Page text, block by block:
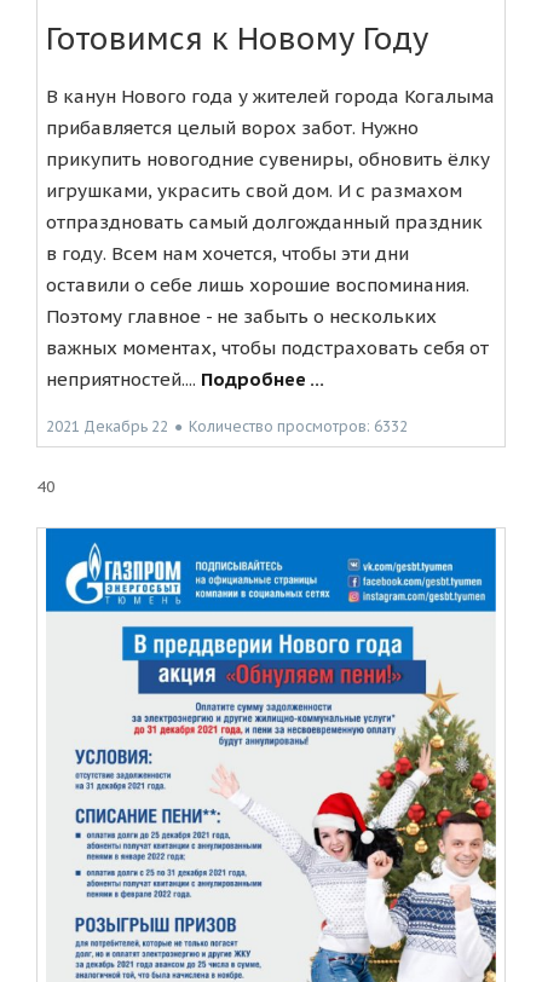
Готовимся к Новому Году
В канун Нового года у жителей города Когалыма
прибавляется целый ворох забот. Нужно
прикупить новогодние сувениры, обновить ёлку
игрушками, украсить свой дом. И с размахом
отпраздновать самый долгожданный праздник
в году. Всем нам хочется, чтобы эти дни
оставили о себе лишь хорошие воспоминания.
Поэтому главное - не забыть о нескольких
важных моментах, чтобы подстраховать себя от
неприятностей.... Подробнее ...
2021 Декабрь 22 ● Количество просмотров: 6332
40